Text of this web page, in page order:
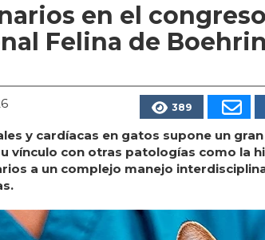
en el
Felina de
389
y cardíacas en gatos supone un
vínculo con otras patologías como la
a un complejo manejo